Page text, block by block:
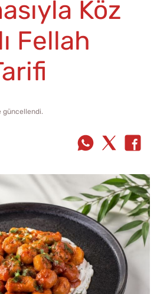
Köz
Fellah
güncellendi.